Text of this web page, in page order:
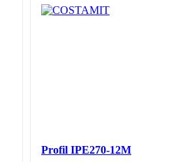
Profil IPE270-12M